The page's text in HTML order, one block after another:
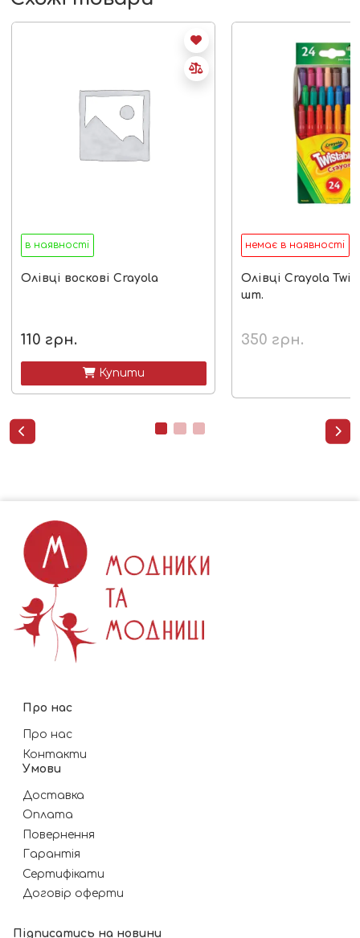
в наявності
Олівці воскові Crayola
110 грн.
 Купити
немає в наявності
Олівці Crayola
шт.
350 грн.
 
Про нас
Про нас
Контакти
Умови
Доставка
Оплата
Повернення
Гарантія
Сертифікати
Договір оферти
Підписатись на новини